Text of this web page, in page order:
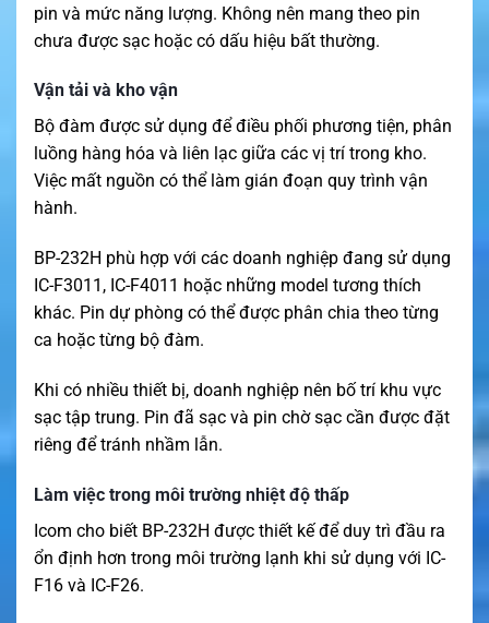
pin và mức năng lượng. Không nên mang theo pin
chưa được sạc hoặc có dấu hiệu bất thường.
Vận tải và kho vận
Bộ đàm được sử dụng để điều phối phương tiện, phân
luồng hàng hóa và liên lạc giữa các vị trí trong kho.
Việc mất nguồn có thể làm gián đoạn quy trình vận
hành.
BP-232H phù hợp với các doanh nghiệp đang sử dụng
IC-F3011, IC-F4011 hoặc những model tương thích
khác. Pin dự phòng có thể được phân chia theo từng
ca hoặc từng bộ đàm.
Khi có nhiều thiết bị, doanh nghiệp nên bố trí khu vực
sạc tập trung. Pin đã sạc và pin chờ sạc cần được đặt
riêng để tránh nhầm lẫn.
Làm việc trong môi trường nhiệt độ thấp
Icom cho biết BP-232H được thiết kế để duy trì đầu ra
ổn định hơn trong môi trường lạnh khi sử dụng với IC-
F16 và IC-F26.